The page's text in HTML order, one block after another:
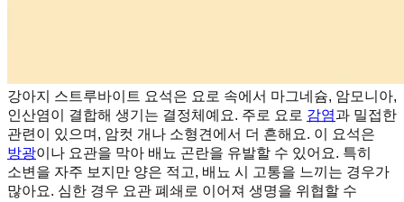
강아지 스트루바이트 요석은 요로 속에서 마그네슘, 암모니아,
인산염이 결합해 생기는 결정체예요. 주로 요로 감염과 밀접한
관련이 있으며, 암컷 개나 소형견에서 더 흔해요. 이 요석은
방광이나 요관을 막아 배뇨 곤란을 유발할 수 있어요. 특히
소변을 자주 보지만 양은 적고, 배뇨 시 고통을 느끼는 경우가
많아요. 심한 경우 요관 폐쇄로 이어져 생명을 위협할 수